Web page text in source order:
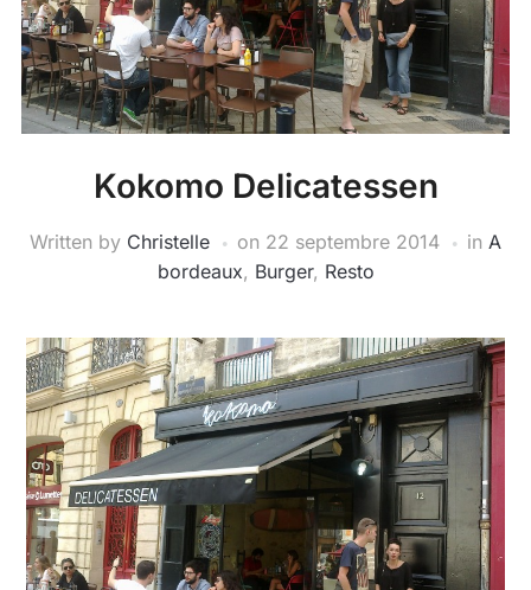
Kokomo Delicatessen
Written by Christelle on 22 septembre 2014 in A
bordeaux, Burger, Resto